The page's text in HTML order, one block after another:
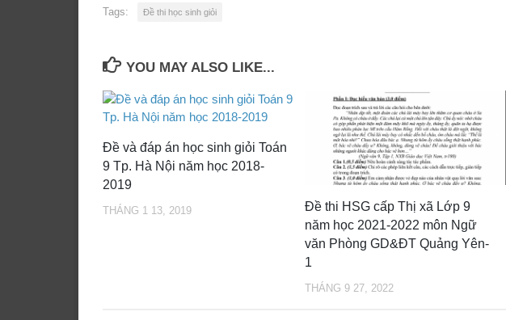
Tags: Đề thi học sinh giỏi
YOU MAY ALSO LIKE...
Đề và đáp án học sinh giỏi Toán
9 Tp. Hà Nội năm học 2018-
2019
THÁNG 1 13, 2019
Đề thi HSG cấp Thị xã Lớp 9
năm học 2021-2022 môn Ngữ
văn Phòng GD&ĐT Quảng Yên-
1
THÁNG 9 27, 2022